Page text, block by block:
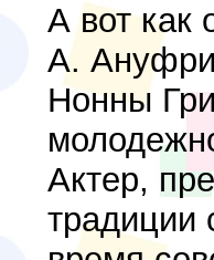
А вот как
А.
Нонны
Актер,
традиции